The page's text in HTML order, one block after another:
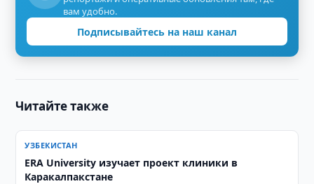
вам удобно.
Подписывайтесь на наш канал
Читайте также
УЗБЕКИСТАН
ERA University изучает проект клиники в
Каракалпакстане